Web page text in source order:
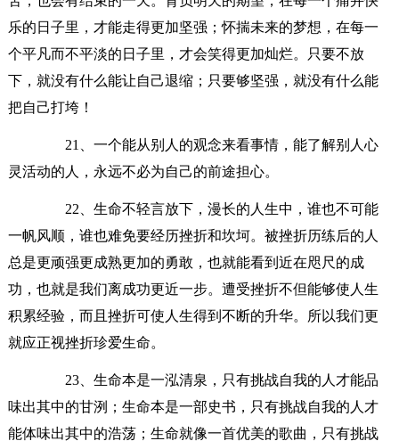
乐的日子里，才能走得更加坚强；怀揣未来的梦想，在每一
个平凡而不平淡的日子里，才会笑得更加灿烂。只要不放
下，就没有什么能让自己退缩；只要够坚强，就没有什么能
把自己打垮！
21、一个能从别人的观念来看事情，能了解别人心
灵活动的人，永远不必为自己的前途担心。
22、生命不轻言放下，漫长的人生中，谁也不可能
一帆风顺，谁也难免要经历挫折和坎坷。被挫折历练后的人
总是更顽强更成熟更加的勇敢，也就能看到近在咫尺的成
功，也就是我们离成功更近一步。遭受挫折不但能够使人生
积累经验，而且挫折可使人生得到不断的升华。所以我们更
就应正视挫折珍爱生命。
23、生命本是一泓清泉，只有挑战自我的人才能品
味出其中的甘洌；生命本是一部史书，只有挑战自我的人才
能体味出其中的浩荡；生命就像一首优美的歌曲，只有挑战